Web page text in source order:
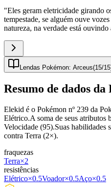
"Eles geram eletricidade girando
tempestade, se alguém ouve
natureza, na verdade está
Lendas Pokémon: Arceus(15/15
Resumo de dados da
Elekid é o Pokémon nº 239 da
Elétrico.A soma de seus atributos
Velocidade (95).Suas habilidades
contra Terra (2×).
fraquezas
Terra×2
resistências
Elétrico×0.5Voador×0.5Aço×0.5